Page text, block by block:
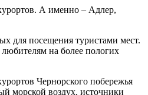
А именно – Адлер,
для посещения туристами мест.
на более пологих
Чернорского побережья
морской воздух, источники